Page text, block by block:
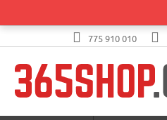
775 910 010